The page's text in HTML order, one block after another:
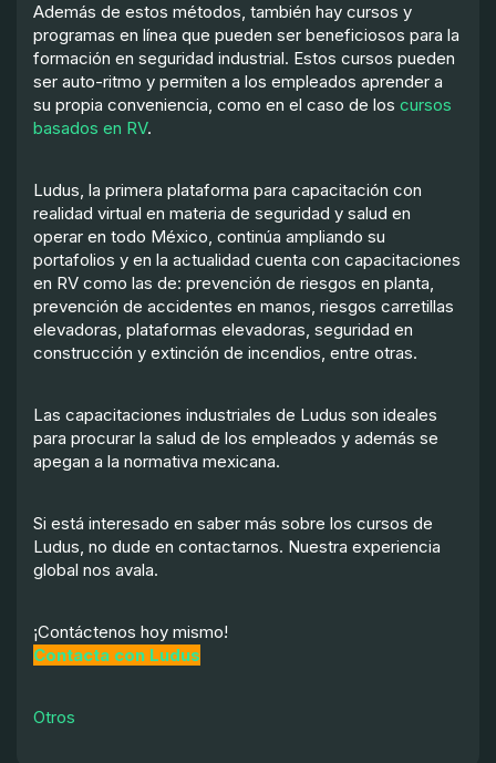
Además de estos métodos, también hay cursos y
programas en línea que pueden ser beneficiosos para la
formación en seguridad industrial. Estos cursos pueden
ser auto-ritmo y permiten a los empleados aprender a
su propia conveniencia, como en el caso de los cursos
basados en RV.
Ludus, la primera plataforma para capacitación con
realidad virtual en materia de seguridad y salud en
operar en todo México, continúa ampliando su
portafolios y en la actualidad cuenta con capacitaciones
en RV como las de: prevención de riesgos en planta,
prevención de accidentes en manos, riesgos carretillas
elevadoras, plataformas elevadoras, seguridad en
construcción y extinción de incendios, entre otras.
Las capacitaciones industriales de Ludus son ideales
para procurar la salud de los empleados y además se
apegan a la normativa mexicana.
Si está interesado en saber más sobre los cursos de
Ludus, no dude en contactarnos. Nuestra experiencia
global nos avala.
¡Contáctenos hoy mismo!
Contacta con Ludus
Otros